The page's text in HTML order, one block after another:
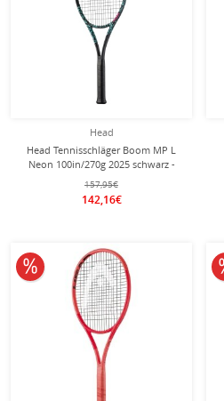
Head
Head Tennisschläger Boom MP L
Neon 100in/270g 2025 schwarz -
unbesaitet -
157,95€
142,16€
10% reduziert